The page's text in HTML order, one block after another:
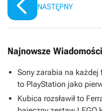
NASTĘPNY
Najnowsze Wiadomości
Sony zarabia na każdej
to PlayStation jako
Kubica rozsławił to